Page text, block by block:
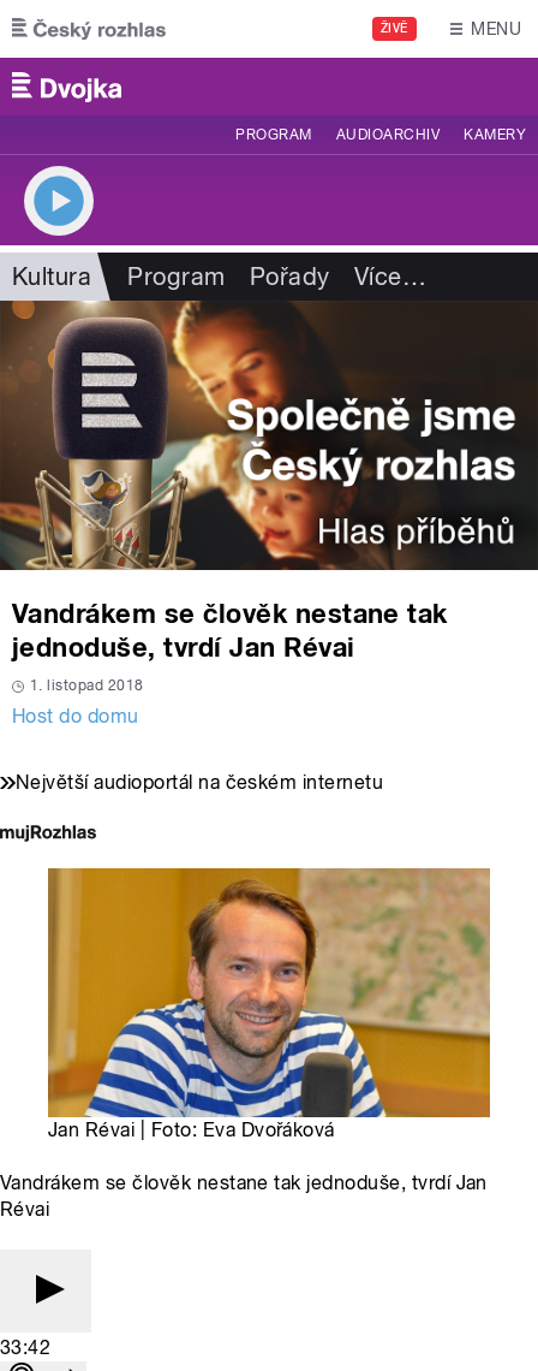
Přejít k hlavnímu obsahu
ŽIVĚ MENU
PROGRAM AUDIOARCHIV KAMERY
Kultura Program Pořady Více…
Vandrákem se člověk nestane tak
jednoduše, tvrdí Jan Révai
1. listopad 2018
Host do domu
Největší audioportál na českém internetu
Jan Révai | Foto: Eva Dvořáková
Vandrákem se člověk nestane tak jednoduše, tvrdí Jan
Révai
33:42